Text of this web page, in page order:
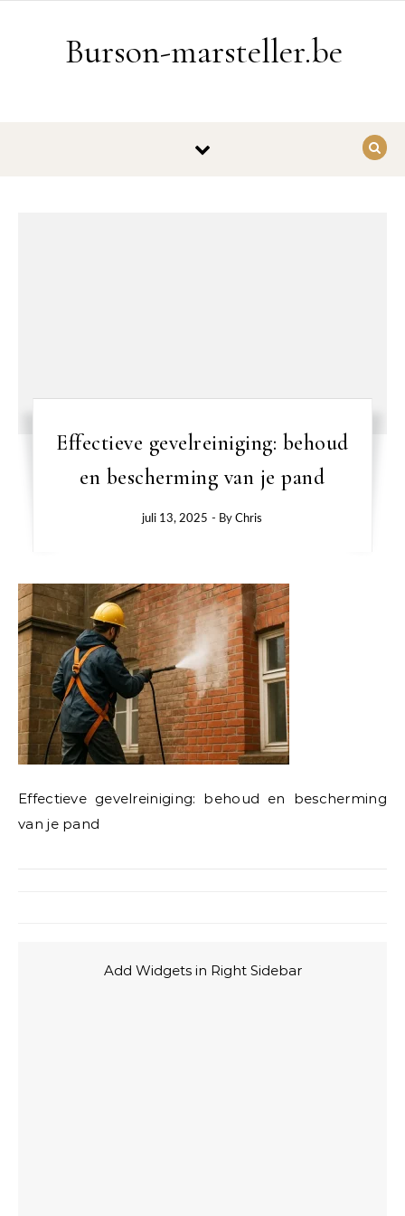
Burson-marsteller.be
Effectieve gevelreiniging: behoud
en bescherming van je pand
juli 13, 2025 - ByChris
Effectieve gevelreiniging: behoud en bescherming
van je pand
Add Widgets in Right Sidebar